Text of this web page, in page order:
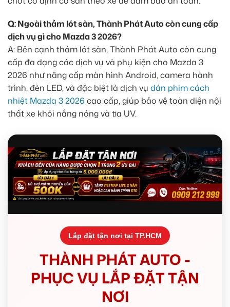
Q: Ngoài thảm lót sàn, Thành Phát Auto còn cung cấp
dịch vụ gì cho Mazda 3 2026?
A: Bên cạnh thảm lót sàn, Thành Phát Auto còn cung
cấp đa dạng các dịch vụ và phụ kiện cho Mazda 3
2026 như nâng cấp màn hình Android, camera hành
trình, đèn LED, và đặc biệt là dịch vụ dán phim cách
nhiệt Mazda 3 2026 cao cấp, giúp bảo vệ toàn diện nội
thất xe khỏi nắng nóng và tia UV.
Lắp đặt tận nơi tại TP.HCM
THÀNH PHÁT AUTO -
PHỤC VỤ LẮP ĐẶT TẬN
NƠI